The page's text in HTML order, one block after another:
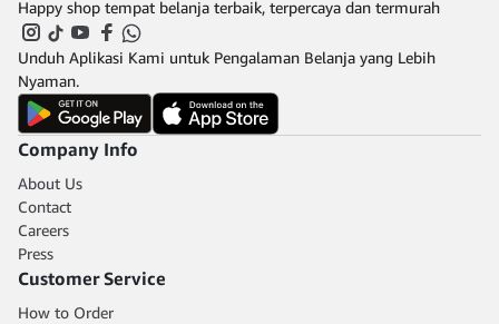
Happy shop tempat belanja terbaik, terpercaya dan termurah
Unduh Aplikasi Kami untuk Pengalaman Belanja yang Lebih
Nyaman.
Company Info
About Us
Contact
Careers
Press
Customer Service
How to Order